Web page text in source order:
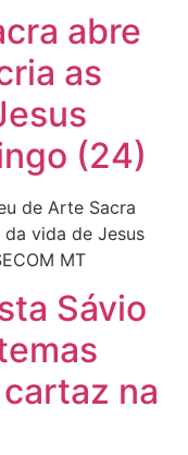
abre
as
(24)
de Arte Sacra
vida de Jesus
MT
Sávio
na